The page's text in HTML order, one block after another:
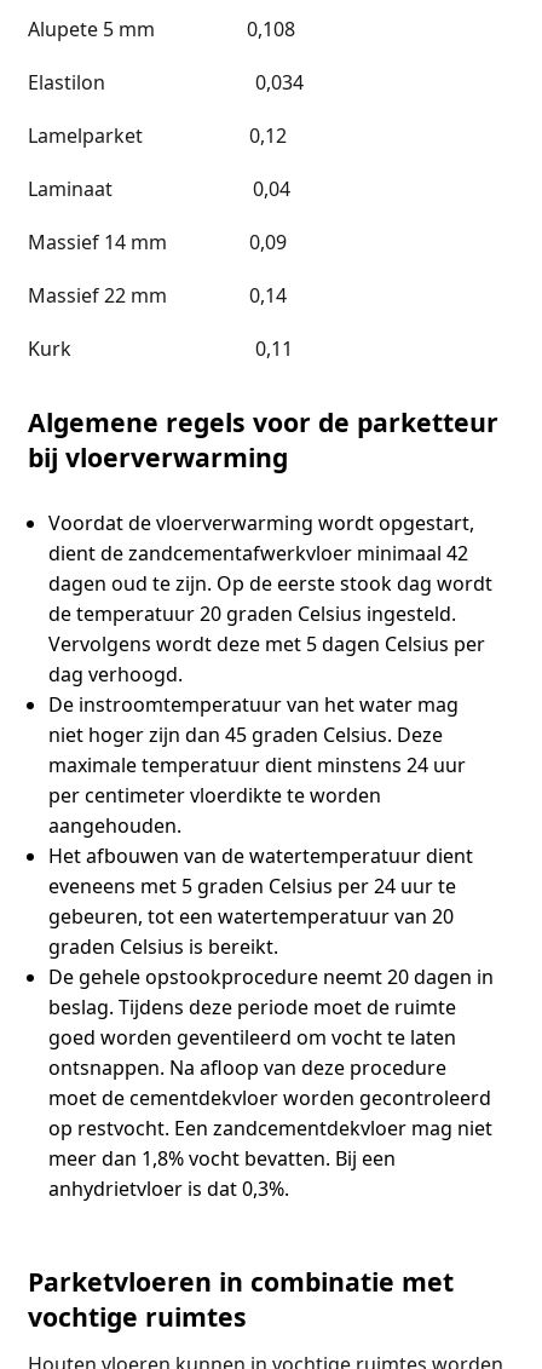
Alupete 5 mm 0,108
Elastilon 0,034
Lamelparket 0,12
Laminaat 0,04
Massief 14 mm 0,09
Massief 22 mm 0,14
Kurk 0,11
Algemene regels voor de parketteur
bij vloerverwarming
Voordat de vloerverwarming wordt opgestart,
dient de zandcementafwerkvloer minimaal 42
dagen oud te zijn. Op de eerste stook dag wordt
de temperatuur 20 graden Celsius ingesteld.
Vervolgens wordt deze met 5 dagen Celsius per
dag verhoogd.
De instroomtemperatuur van het water mag
niet hoger zijn dan 45 graden Celsius. Deze
maximale temperatuur dient minstens 24 uur
per centimeter vloerdikte te worden
aangehouden.
Het afbouwen van de watertemperatuur dient
eveneens met 5 graden Celsius per 24 uur te
gebeuren, tot een watertemperatuur van 20
graden Celsius is bereikt.
De gehele opstookprocedure neemt 20 dagen in
beslag. Tijdens deze periode moet de ruimte
goed worden geventileerd om vocht te laten
ontsnappen. Na afloop van deze procedure
moet de cementdekvloer worden gecontroleerd
op restvocht. Een zandcementdekvloer mag niet
meer dan 1,8% vocht bevatten. Bij een
anhydrietvloer is dat 0,3%.
Parketvloeren in combinatie met
vochtige ruimtes